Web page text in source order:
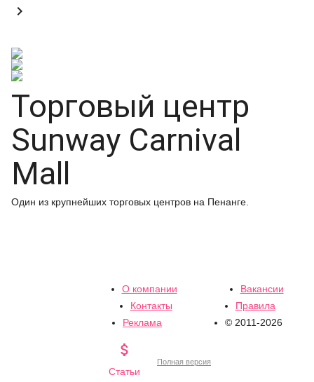

Торговый центр
Sunway Carnival
Mall
Один из крупнейших торговых центров на Пенанге.
О компании
Вакансии
Контакты
Правила
Реклама
© 2011-2026

Статьи
Полная версия